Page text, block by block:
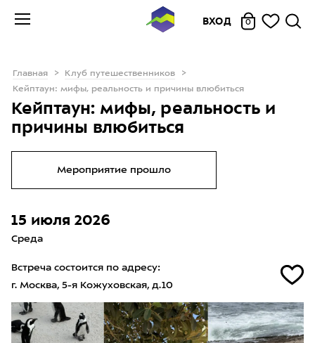
ВХОД 0
Главная
Клуб путешественников
Кейптаун: мифы, реальность и причины влюбиться
Кейптаун: мифы, реальность и
причины влюбиться
Мероприятие прошло
15 июля 2026
Среда
Встреча состоится по адресу:
г. Москва, 5-я Кожуховская, д.10